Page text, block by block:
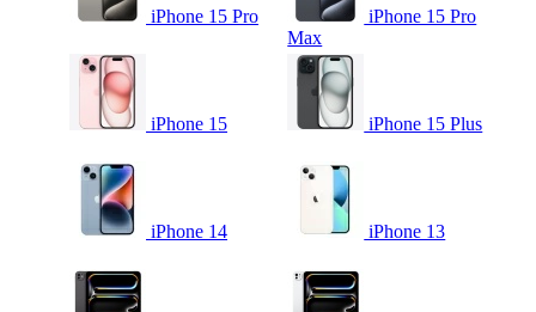
iPhone 15 Pro
iPhone 15 Pro
Max
iPhone 15 iPhone 15 Plus
iPhone 14 iPhone 13